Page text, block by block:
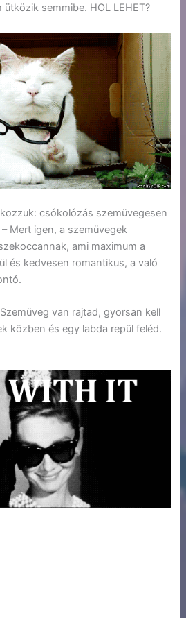
semmibe. HOL LEHET?
csókolózás szemüvegesen
Mert igen, a szemüvegek
ami maximum a
és kedvesen romantikus, a való
van rajtad, gyorsan kell
közben és egy labda repül feléd.